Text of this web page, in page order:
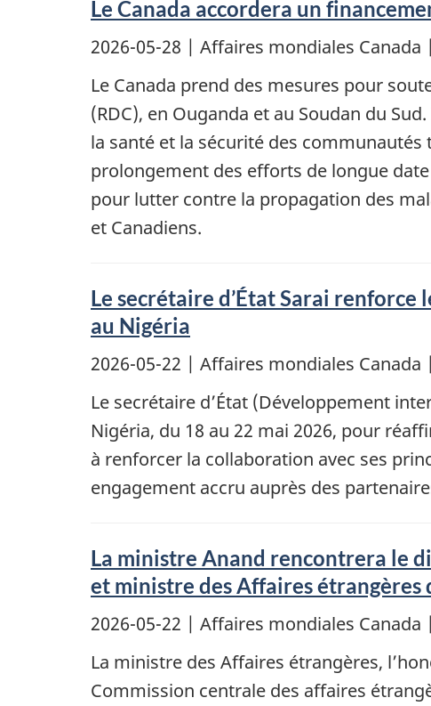
Le Canada accordera un
2026-05-28 | Affaires mondiales
Le Canada prend des mesures pour
(RDC), en Ouganda et au Soudan du
la santé et la sécurité des
prolongement des efforts de longue
pour lutter contre la propagation des
et Canadiens.
Le secrétaire d’État Sarai
au Nigéria
2026-05-22 | Affaires mondiales
Le secrétaire d’État (Développement
Nigéria, du 18 au 22 mai 2026, pour
à renforcer la collaboration avec ses
engagement accru auprès des
La ministre Anand rencontrera le
et ministre des Affaires étrangères
2026-05-22 | Affaires mondiales
La ministre des Affaires étrangères,
Commission centrale des affaires